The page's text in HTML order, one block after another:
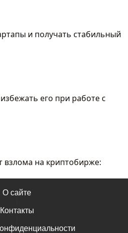
и получать стабильный
его при работе с
взлома на криптобирже:
О сайте
Контакты